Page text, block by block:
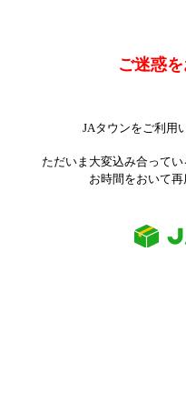
ご迷惑
JAタウンをご利用
ただいま大変込み合って
お時間をおいて